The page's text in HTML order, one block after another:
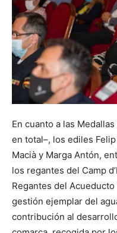
En cuanto a las
en total–, los ediles
Macià y Marga Antón,
los regantes del Camp
Regantes del
gestión ejemplar del
contribución al